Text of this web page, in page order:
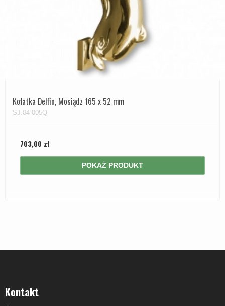
Kołatka Delfin, Mosiądz 165 x 52 mm
SJ.04-005Q
703,00 zł
POKAŻ PRODUKT
Kontakt